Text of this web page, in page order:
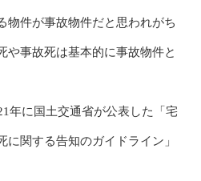
物件が事故物件だと思われがち
や事故死は基本的に事故物件と
年に国土交通省が公表した「宅
関する告知のガイドライン」